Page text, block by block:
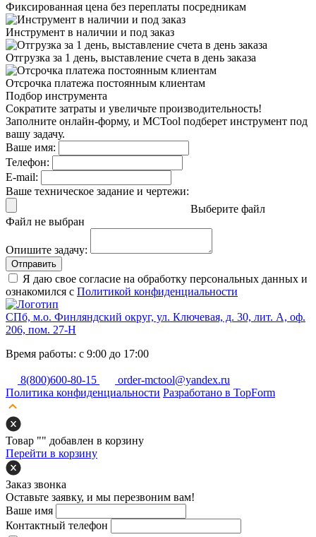
Фиксированная цена без переплаты посредникам
Инструмент в наличии и под заказ
Отгрузка за 1 день, выставление счета в день заказа
Отсрочка платежа постоянным клиентам
Подбор инструмента
Сократите затраты и увеличьте производительность!
Заполните онлайн-форму, и MCTool подберет инструмент под
вашу задачу.
Ваше имя:
Телефон:
E-mail:
Ваше техническое задание и чертежи:
Выберите файл
Файл не выбран
Опишите задачу:
Отправить
Я даю свое согласие на обработку персональных данных и
ознакомился с Политикой конфиденциальности
СПб, м.о. Финляндский округ, ул. Ключевая, д. 30, лит. А, оф.
206, пом. 27-Н
Время работы: с 9:00 до 17:00
8(800)600-80-15
order-mctool@yandex.ru
Политика конфиденциальности Разработано в TopForm
Товар "" добавлен в корзину
Перейти в корзину
Заказ звонка
Оставьте заявку, и мы перезвоним вам!
Ваше имя
Контактный телефон